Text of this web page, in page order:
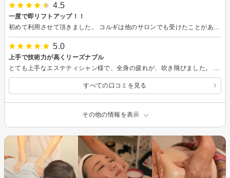
4.5
一度で即リフトアップ！！
5.0
上手で技術力が高くリーズナブル
すべての口コミを見る
その他の情報を表示